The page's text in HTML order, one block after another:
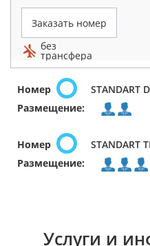
Заказать номер
без
трансфера
Номер
STANDART
Размещение:
Номер
STANDART
Размещение:
Услуги и